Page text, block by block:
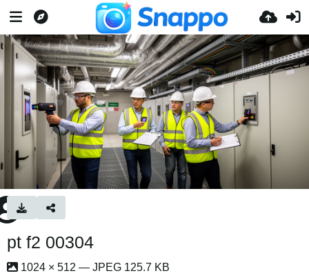
pt f2 00304
1024 × 512 — JPEG 125.7 KB